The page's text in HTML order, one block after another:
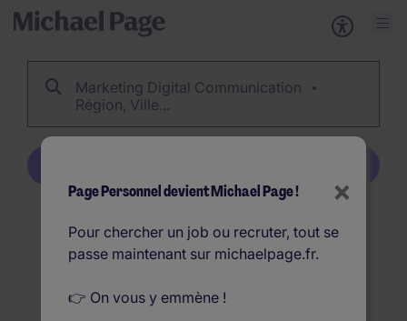
Marketing Digital Communication
Région, Ville...
54 Offres d'emploi
Marketing Digital
Communication en France
×
Page Personnel devient Michael Page !
Pour chercher un job ou recruter, tout se
passe maintenant sur michaelpage.fr.
👉 On vous y emmène !